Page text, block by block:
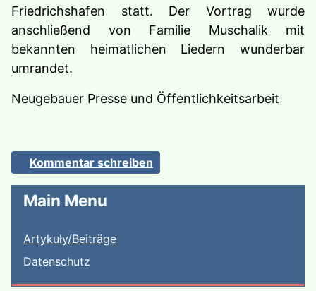
Main Menu
Artykuły/Beiträge
Datenschutz
Friedrichshafen statt. Der Vortrag wurde
anschließend von Familie Muschalik mit
bekannten heimatlichen Liedern wunderbar
umrandet.
Neugebauer Presse und Öffentlichkeitsarbeit
Kommentar schreiben